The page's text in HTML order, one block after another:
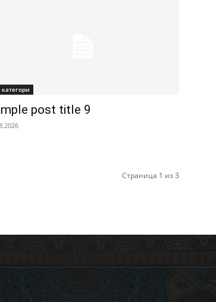
категори
post title 9
Страница 1 из 3